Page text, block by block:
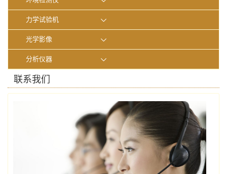
力学试验机
光学影像
分析仪器
联系我们